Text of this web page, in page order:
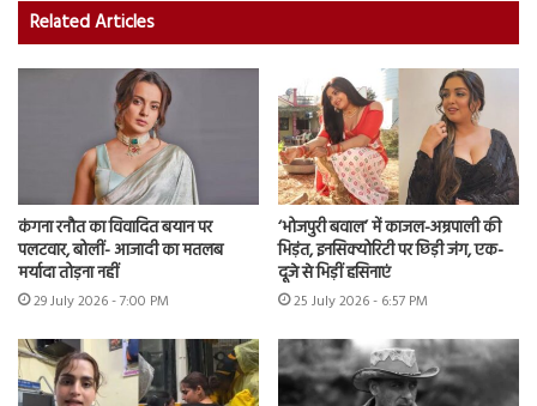
Related Articles
कंगना रनौत का विवादित बयान पर
पलटवार, बोलीं- आजादी का मतलब
मर्यादा तोड़ना नहीं
29 July 2026 - 7:00 PM
‘भोजपुरी बवाल’ में काजल-अम्रपाली की
भिड़ंत, इनसिक्योरिटी पर छिड़ी जंग, एक-
दूजे से भिड़ीं हसिनाएं
25 July 2026 - 6:57 PM